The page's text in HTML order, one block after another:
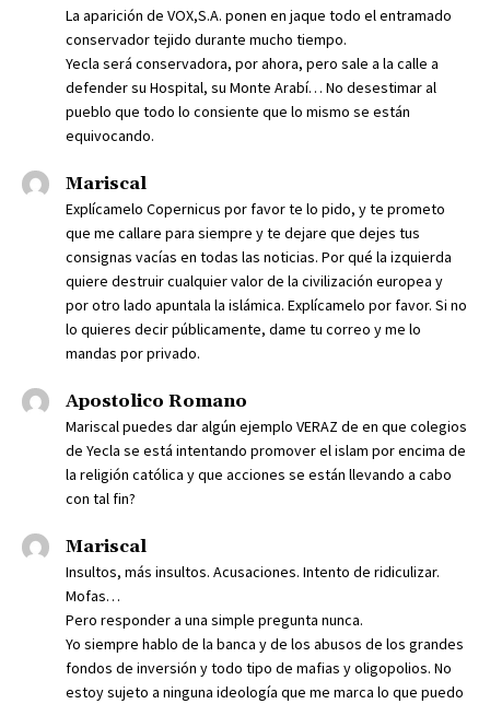
La aparición de VOX,S.A. ponen en jaque todo el entramado
conservador tejido durante mucho tiempo.
Yecla será conservadora, por ahora, pero sale a la calle a
defender su Hospital, su Monte Arabí… No desestimar al
pueblo que todo lo consiente que lo mismo se están
equivocando.
Mariscal
Explícamelo Copernicus por favor te lo pido, y te prometo
que me callare para siempre y te dejare que dejes tus
consignas vacías en todas las noticias. Por qué la izquierda
quiere destruir cualquier valor de la civilización europea y
por otro lado apuntala la islámica. Explícamelo por favor. Si no
lo quieres decir públicamente, dame tu correo y me lo
mandas por privado.
Apostolico Romano
Mariscal puedes dar algún ejemplo VERAZ de en que colegios
de Yecla se está intentando promover el islam por encima de
la religión católica y que acciones se están llevando a cabo
con tal fin?
Mariscal
Insultos, más insultos. Acusaciones. Intento de ridiculizar.
Mofas…
Pero responder a una simple pregunta nunca.
Yo siempre hablo de la banca y de los abusos de los grandes
fondos de inversión y todo tipo de mafias y oligopolios. No
estoy sujeto a ninguna ideología que me marca lo que puedo